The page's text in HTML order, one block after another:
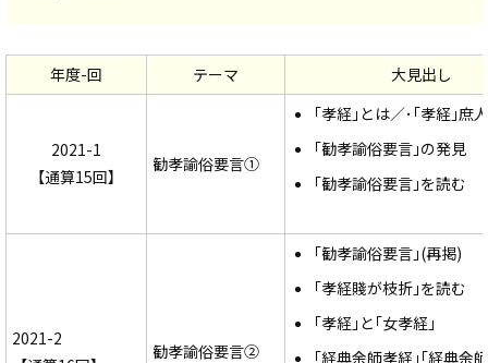
年度-回 テーマ 大見出し
2021-1
【通算15回】
勧孝諭俗要言①
｢孝経｣とは／･｢孝経｣庶
｢勧孝諭俗要言｣の発見
｢勧孝諭俗要言｣を読む
2021-2
勧孝諭俗要言②
｢勧孝諭俗要言｣(再掲)
｢孝経賤が枝折｣を読む
｢孝経｣と｢女孝経｣
｢経典余師孝経｣｢経典余